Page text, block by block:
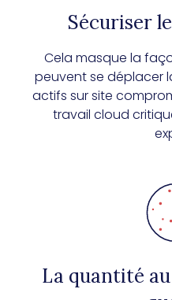
Sécuriser
Cela masque la
peuvent se déplacer
actifs sur site
travail cloud
La quantité